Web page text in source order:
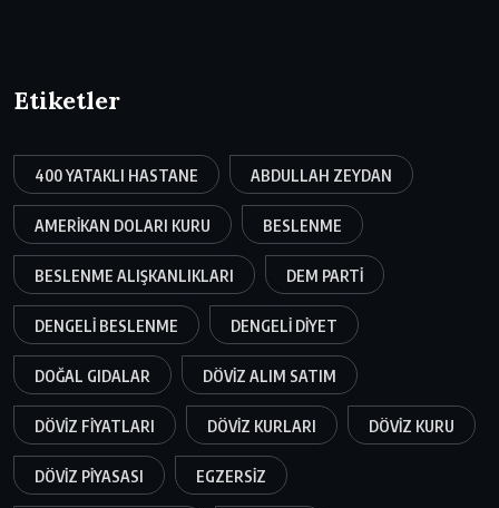
Etiketler
400 YATAKLI HASTANE ABDULLAH ZEYDAN
AMERIKAN DOLARI KURU BESLENME
BESLENME ALIŞKANLIKLARI DEM PARTI
DENGELI BESLENME DENGELI DIYET
DOĞAL GIDALAR DÖVIZ ALIM SATIM
DÖVIZ FIYATLARI DÖVIZ KURLARI DÖVIZ KURU
DÖVIZ PIYASASI EGZERSIZ